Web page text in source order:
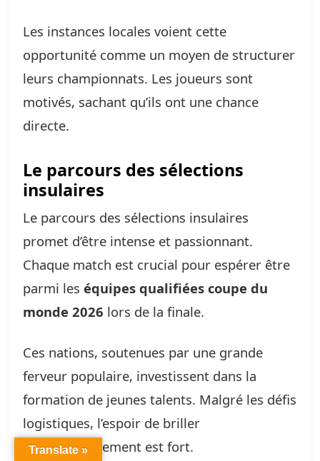
Les instances locales voient cette
opportunité comme un moyen de structurer
leurs championnats. Les joueurs sont
motivés, sachant qu’ils ont une chance
directe.
Le parcours des sélections
insulaires
Le parcours des sélections insulaires
promet d’être intense et passionnant.
Chaque match est crucial pour espérer être
parmi les équipes qualifiées coupe du
monde 2026 lors de la finale.
Ces nations, soutenues par une grande
ferveur populaire, investissent dans la
formation de jeunes talents. Malgré les défis
logistiques, l’espoir de briller
internationalement est fort.
Translate »